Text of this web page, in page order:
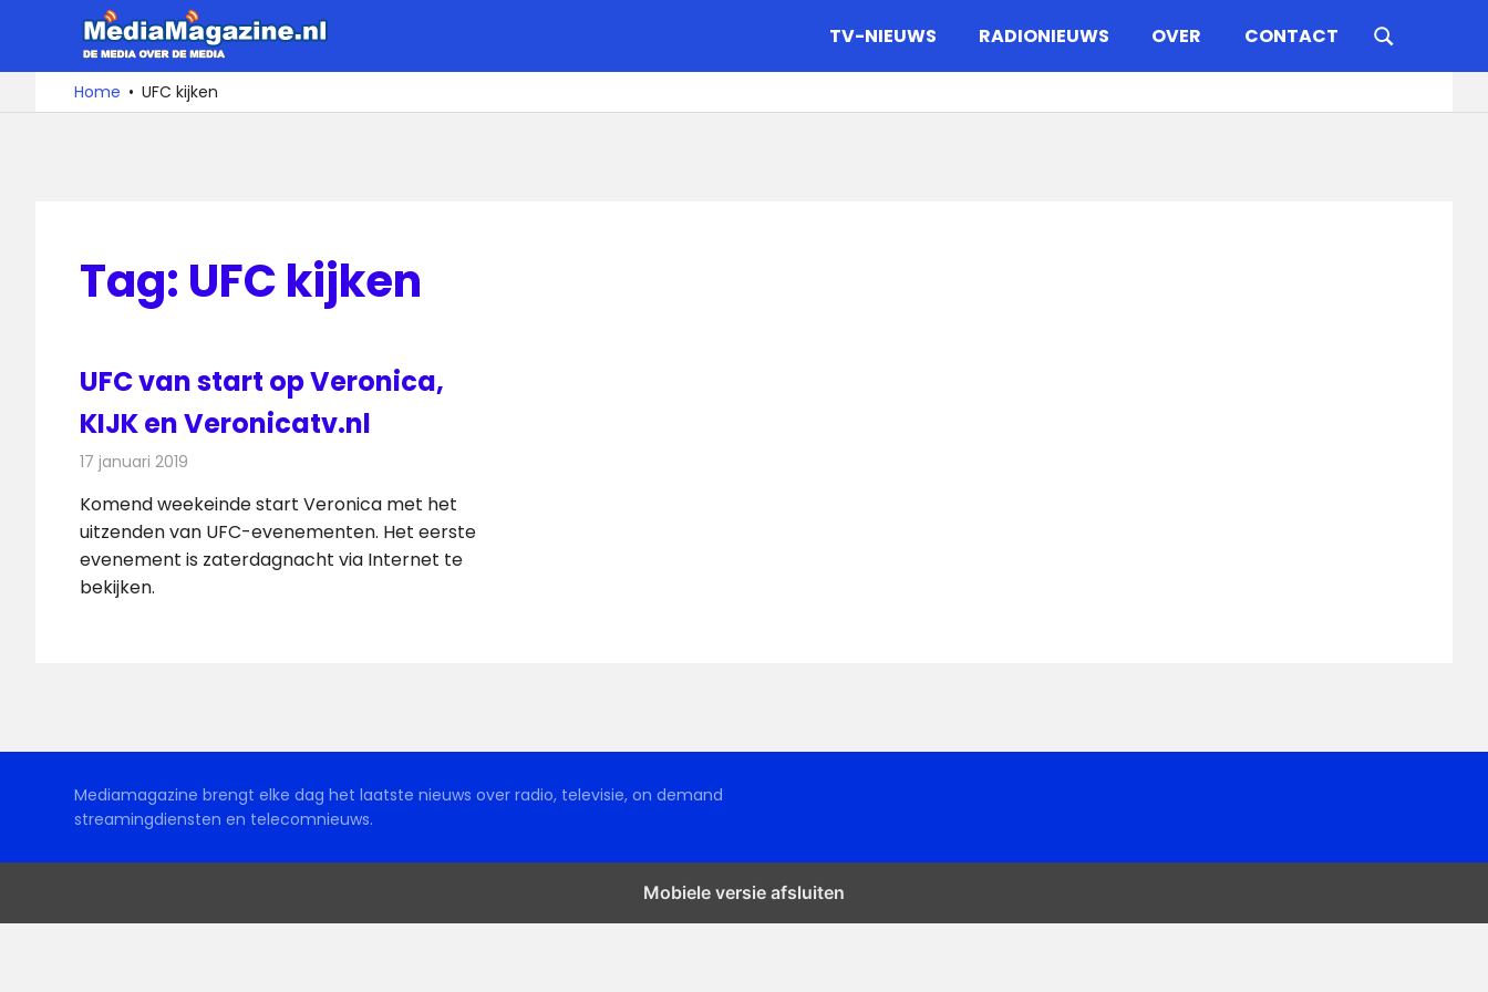
de
De
media
over
TV-NIEUWS RADIONIEUWS OVER CONTACT
Home UFC kijken
Tag: UFC kijken
UFC van start op Veronica,
KIJK en Veronicatv.nl
17 januari 2019
Komend weekeinde start Veronica met het
uitzenden van UFC-evenementen. Het eerste
evenement is zaterdagnacht via Internet te
bekijken.
Mediamagazine brengt elke dag het laatste nieuws over radio, televisie, on demand
streamingdiensten en telecomnieuws.
Mobiele versie afsluiten